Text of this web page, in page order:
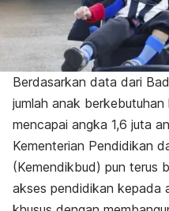
Berdasarkan data dari
jumlah anak
mencapai angka 1,6 juta
Kementerian Pendidikan
(Kemendikbud) pun terus
akses pendidikan kepada